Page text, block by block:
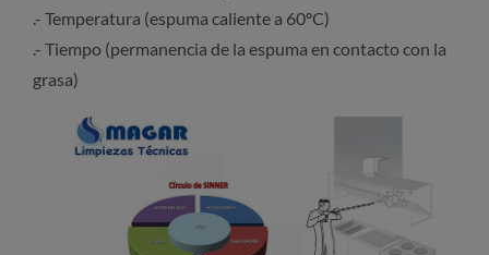
.- Temperatura (espuma caliente a 60ºC)
.- Tiempo (permanencia de la espuma en contacto con la
grasa)